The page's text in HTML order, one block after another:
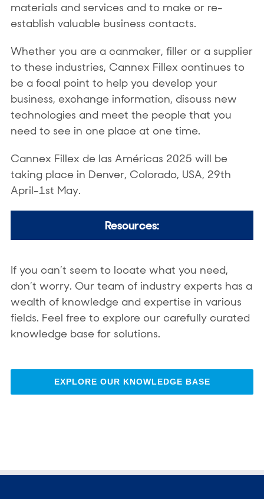
materials and services and to make or re-
establish valuable business contacts.
Whether you are a canmaker, filler or a supplier
to these industries, Cannex Fillex continues to
be a focal point to help you develop your
business, exchange information, discuss new
technologies and meet the people that you
need to see in one place at one time.
Cannex Fillex de las Américas 2025 will be
taking place in Denver, Colorado, USA, 29th
April-1st May.
Resources:
If you can’t seem to locate what you need,
don’t worry. Our team of industry experts has a
wealth of knowledge and expertise in various
fields. Feel free to explore our carefully curated
knowledge base for solutions.
EXPLORE OUR KNOWLEDGE BASE